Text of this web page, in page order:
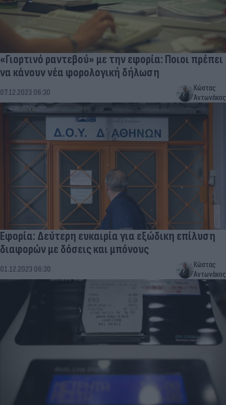
«Γιορτινό ραντεβού» με την εφορία: Ποιοι πρέπει
να κάνουν νέα φορολογική δήλωση
07.12.2023 06:30
Κώστας
Αντωνάκος
Εφορία: Δεύτερη ευκαιρία για εξώδικη επίλυση
διαφορών με δόσεις και μπόνους
01.12.2023 06:30
Κώστας
Αντωνάκος